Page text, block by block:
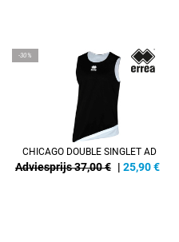
-30%
CHICAGO DOUBLE SINGLET AD
Adviesprijs 37,00 € | 25,90€